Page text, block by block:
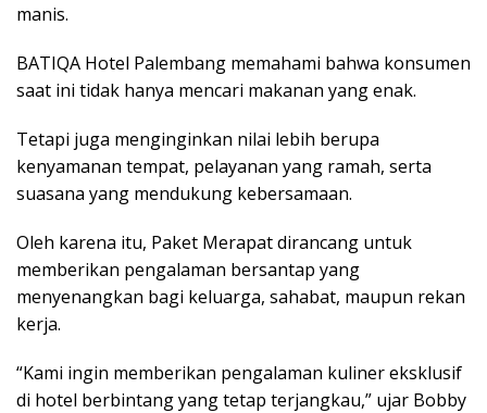
manis.
BATIQA Hotel Palembang memahami bahwa konsumen
saat ini tidak hanya mencari makanan yang enak.
Tetapi juga menginginkan nilai lebih berupa
kenyamanan tempat, pelayanan yang ramah, serta
suasana yang mendukung kebersamaan.
Oleh karena itu, Paket Merapat dirancang untuk
memberikan pengalaman bersantap yang
menyenangkan bagi keluarga, sahabat, maupun rekan
kerja.
“Kami ingin memberikan pengalaman kuliner eksklusif
di hotel berbintang yang tetap terjangkau,” ujar Bobby